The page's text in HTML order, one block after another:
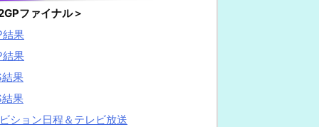
ファイナル＞
結果
結果
果
果
ション日程＆テレビ放送